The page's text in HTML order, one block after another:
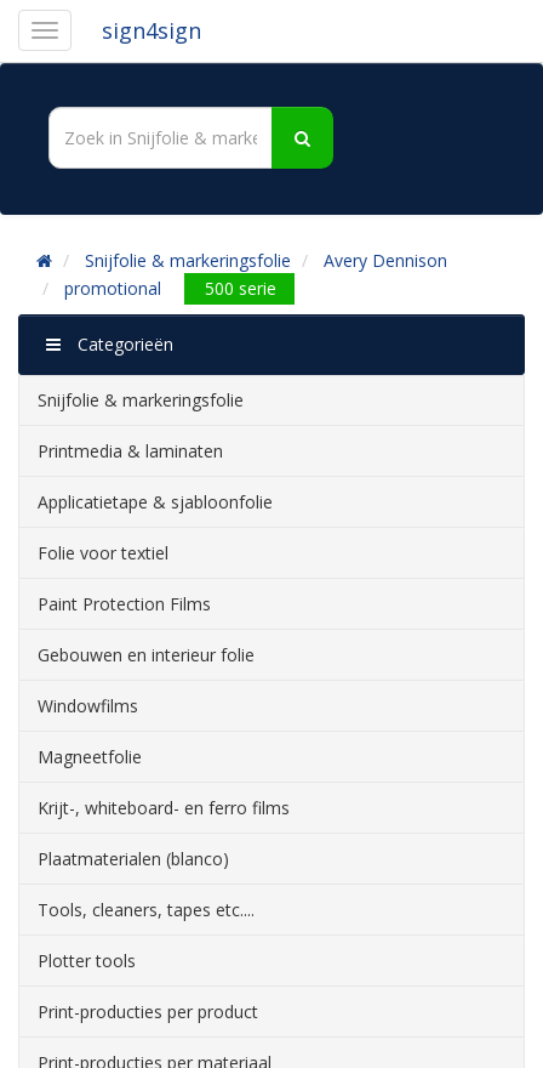
sign4sign
Snijfolie & markeringsfolie
Avery Dennison
promotional
500 serie
Categorieën
Snijfolie & markeringsfolie
Printmedia & laminaten
Applicatietape & sjabloonfolie
Folie voor textiel
Paint Protection Films
Gebouwen en interieur folie
Windowfilms
Magneetfolie
Krijt-, whiteboard- en ferro films
Plaatmaterialen (blanco)
Tools, cleaners, tapes etc....
Plotter tools
Print-producties per product
Print-producties per materiaal